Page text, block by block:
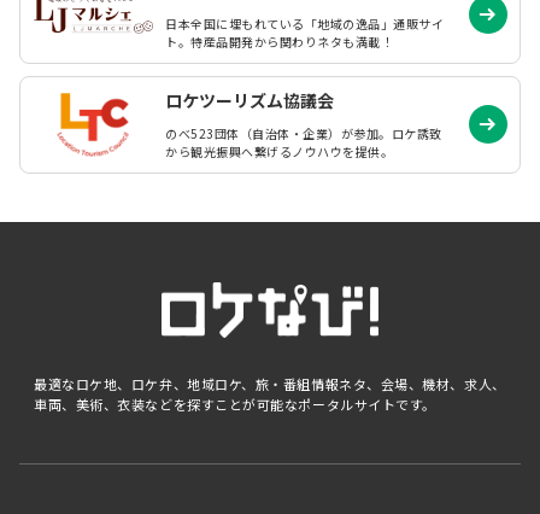
日本全国に埋もれている「地域の逸品」通販サイ
ト。特産品開発から関わりネタも満載！
ロケツーリズム協議会
のべ523団体（自治体・企業）が参加。ロケ誘致
から観光振興へ繋げるノウハウを提供。
最適なロケ地、ロケ弁、地域ロケ、旅・番組情報ネタ、会場、機材、求人、
車両、美術、衣装などを探すことが可能なポータルサイトです。